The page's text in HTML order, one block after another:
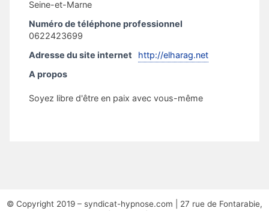
Seine-et-Marne
Numéro de téléphone professionnel
0622423699
Adresse du site internet
http://elharag.net
A propos
Soyez libre d'être en paix avec vous-même
© Copyright 2019 – syndicat-hypnose.com | 27 rue de Fontarabie,